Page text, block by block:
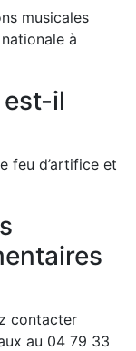
musicales
à
est-il
feu d’artifice et
contacter
au 04 79 33